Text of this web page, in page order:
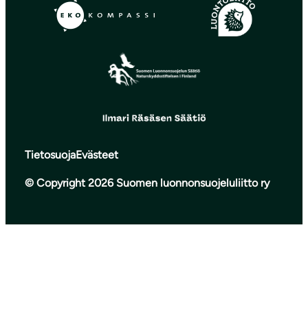
TietosuojaEvästeet
© Copyright 2026 Suomen luonnonsuojeluliitto ry